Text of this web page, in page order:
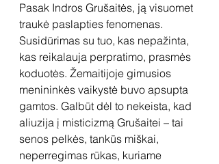
Pasak Indros Grušaitės, ją visuomet
traukė paslapties fenomenas.
Susidūrimas su tuo, kas nepažinta,
kas reikalauja perpratimo, prasmės
koduotės. Žemaitijoje gimusios
menininkės vaikystė buvo apsupta
gamtos. Galbūt dėl to nekeista, kad
aliuzija į misticizmą Grušaitei – tai
senos pelkės, tankūs miškai,
neperregimas rūkas, kuriame